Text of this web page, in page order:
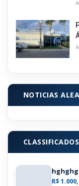
NOTICIAS
CLASSIFICADOS
R$